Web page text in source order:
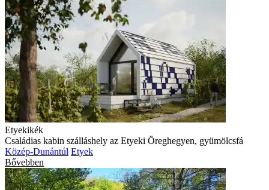
Etyekikék
Családias kabin szálláshely az Etyeki Öreghegyen, gyümölcsfá
Közép-Dunántúl Etyek
Bővebben